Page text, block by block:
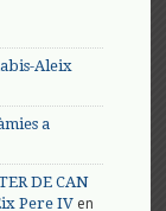
Aleix
a
DE CAN
Pere IV en